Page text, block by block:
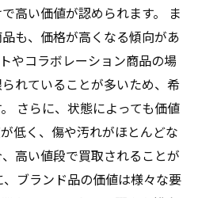
高い価値が認められます。 ま
も、価格が高くなる傾向があ
やコラボレーション商品の場
れていることが多いため、希
さらに、状態によっても価値
低く、傷や汚れがほとんどな
高い値段で買取されることが
ブランド品の価値は様々な要